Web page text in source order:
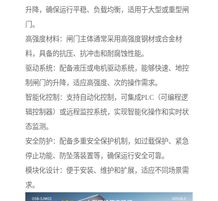
升降，确保运行平稳、负载均衡，适用于大型或重型闸
门。
高强度材料：闸门主体通常采用高强度钢材或合金材
料，具备的抗压、抗冲击和耐腐蚀性能。
驱动系统：配备液压或电机驱动系统，能够快速、地控
制闸门的升降，适应高强度、次的操作需求。
智能化控制：支持自动化控制，可集成PLC（可编程逻
辑控制器）或远程监控系统，实现智能化操作和实时状
态监测。
安全防护：配备多重安全保护机制，如过载保护、紧急
停止功能、防坠落装置等，确保运行安全可靠。
模块化设计：便于安装、维护和扩展，适应不同场景需
求。